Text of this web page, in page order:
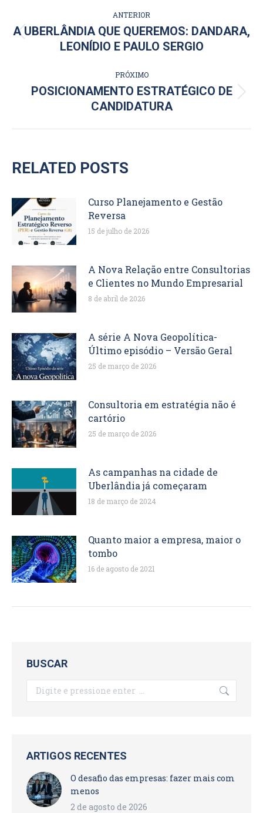
DE
POST:
ANTERIOR
Post
anterior:
A UBERLÂNDIA QUE QUEREMOS: DANDARA,
LEONÍDIO E PAULO SERGIO
PRÓXIMO
Próximo
post:
POSICIONAMENTO ESTRATÉGICO DE
CANDIDATURA
RELATED POSTS
Curso Planejamento e Gestão
Reversa
15 de julho de 2026
A Nova Relação entre Consultorias
e Clientes no Mundo Empresarial
8 de abril de 2026
A série A Nova Geopolítica-
Último episódio – Versão Geral
25 de março de 2026
Consultoria em estratégia não é
cartório
25 de março de 2026
As campanhas na cidade de
Uberlândia já começaram
18 de março de 2024
Quanto maior a empresa, maior o
tombo
16 de agosto de 2021
BUSCAR
Search:
ARTIGOS RECENTES
O desafio das empresas: fazer mais com
menos
2 de agosto de 2026